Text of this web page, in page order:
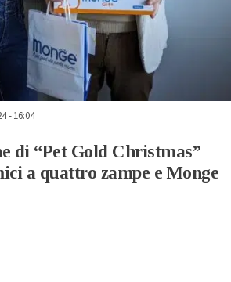
- 16:04
di “Pet Gold Christmas”
a quattro zampe e Monge